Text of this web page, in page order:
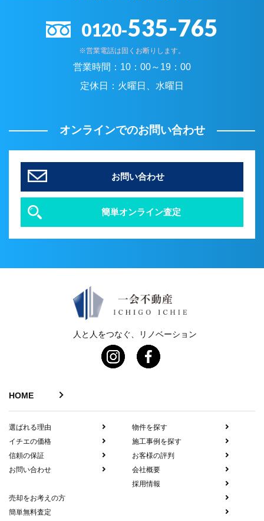
0120-535-765
※営業電話は固くお断りします。
営業時間： 10：00～19：00
定休日： 火曜日、水曜日
オンラインでのお問い合わせ
お問い合わせ
簡単オンライン査定
人と人をつなぐ、リノベーション
HOME
選ばれる理由
イチエの価格
信頼の保証
お問い合わせ
物件を探す
施工事例を探す
お客様の評判
会社概要
採用情報
売却をお考えの方
簡単無料査定